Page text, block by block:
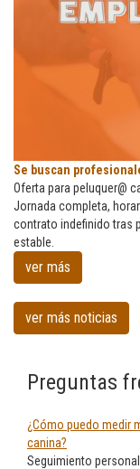
Se
buscan
profesionales
en
Peluqueria
Se buscan
Oferta para peluquer@
Jornada completa,
contrato indefinido tras
estable.
ver más
ver más noticias
Preguntas
¿Cómo puedo medir
canina?
Seguimiento